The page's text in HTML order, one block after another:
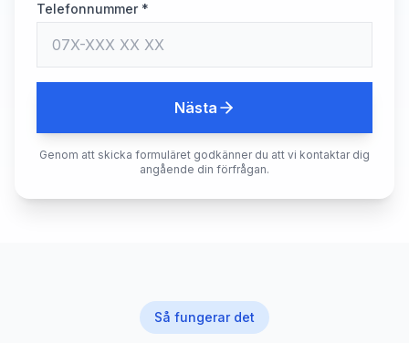
Telefonnummer *
Nästa
Genom att skicka formuläret godkänner du att vi kontaktar dig
angående din förfrågan.
Så fungerar det